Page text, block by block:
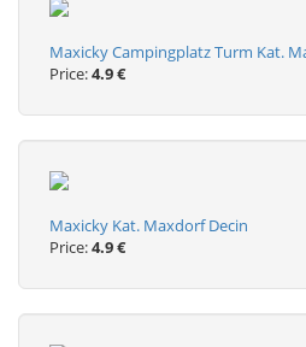
Maxicky Campingplatz Turm Kat.
Price:4.9 €
Maxicky Kat. Maxdorf Decin
Price:4.9 €